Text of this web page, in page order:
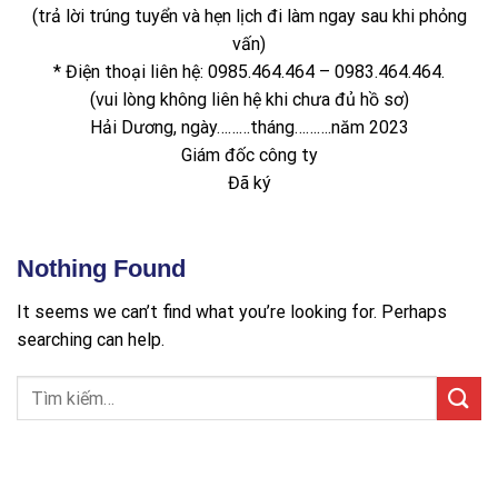
(trả lời trúng tuyển và hẹn lịch đi làm ngay sau khi phỏng
vấn)
* Điện thoại liên hệ: 0985.464.464 – 0983.464.464.
(vui lòng không liên hệ khi chưa đủ hồ sơ)
Hải Dương, ngày………tháng……….năm 2023
Giám đốc công ty
Đã ký
Nothing Found
It seems we can’t find what you’re looking for. Perhaps
searching can help.